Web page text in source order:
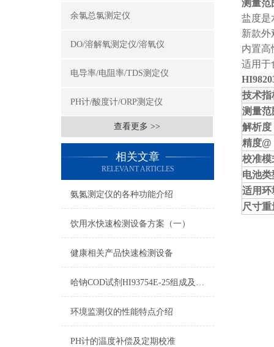
余氯总氯测定仪
DO/溶解氧测定仪/溶氧仪
电导率/电阻率/TDS测定仪
PH计/酸度计/ORP测定仪
查看更多 >>
相关文章
RELEVANT ARTICLES
氨氮测定仪的各种功能介绍
饮用水快速检测设备方案（一）
健康相关产品快速检测设备
哈钠COD试剂HI93754E-25组成及测量范围
环境监测仪的性能特点介绍
PH计的温度补偿及定期校准
测量范
盐度是
新款外
内置高
适用于
测量范
解析度
精度@
校准模
电池类
适用环
尺寸重